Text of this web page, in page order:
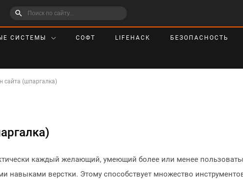
СИСТЕМЫ СОФТ LIFEHACK БЕЗОПАСНОСТЬ
сайта (шпаргалка)
каждый желающий, умеющий более или менее
навыками верстки. Этому способствует множество